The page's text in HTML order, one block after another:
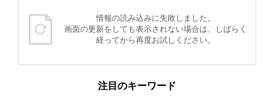
情報の読み込みに失敗しました。
画面の更新をしても表示されない場合は、しばらく
経ってから再度お試しください。
注目のキーワード